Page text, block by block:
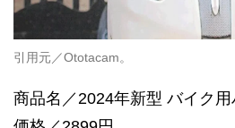
引用元／Ototacam。
商品名／2024年新型 バイク